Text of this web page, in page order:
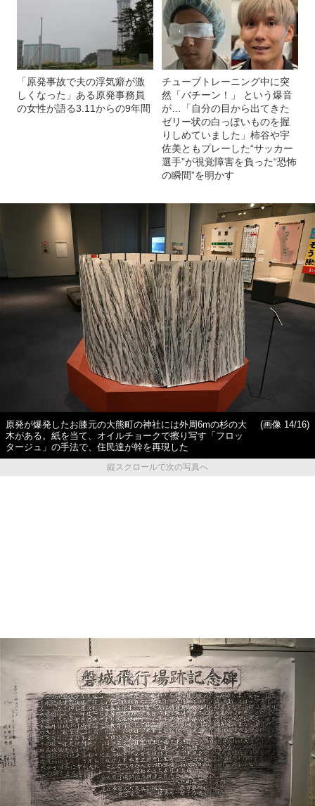
「原発事故で夫の浮気癖が激
しくなった」ある原発事務員
の女性が語る3.11からの9年間
チューブトレーニング中に突
然「バチーン！」 という爆音
が…「自分の目から出てきた
ゼリー状の白っぽいものを握
りしめていました」柿谷や宇
佐美ともプレーした“サッカー
選手”が視覚障害を負った“恐怖
の瞬間”を明かす
原発が爆発したお膝元の大熊町の神社には外周6mの杉の大
木がある。紙を当て、オイルチョークで擦り写す「フロッ
タージュ」の手法で、住民達が幹を再現した
(画像 14/16)
縦スクロールで次の写真へ